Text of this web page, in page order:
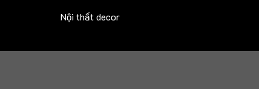
Nội thất decor